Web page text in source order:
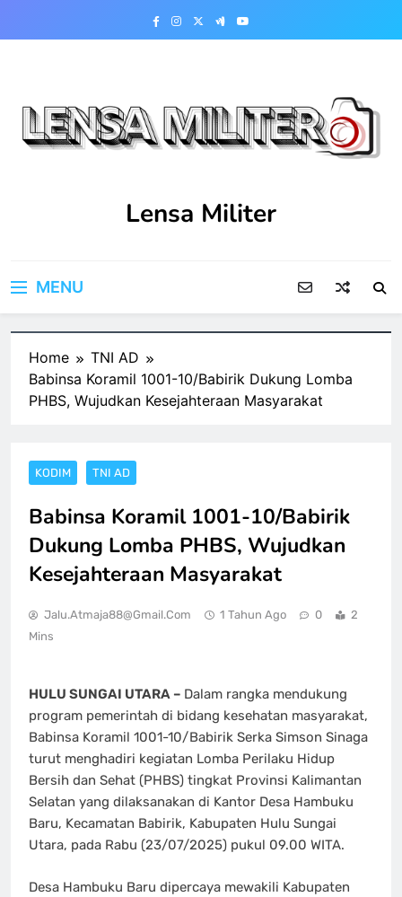
Lensa Militer
MENU
Home
TNI AD
Babinsa Koramil 1001-10/Babirik Dukung Lomba
PHBS, Wujudkan Kesejahteraan Masyarakat
KODIM TNI AD
Babinsa Koramil 1001-10/Babirik
Dukung Lomba PHBS, Wujudkan
Kesejahteraan Masyarakat
Jalu.atmaja88@gmail.com 1 Tahun Ago 0
2
Mins
HULU SUNGAI UTARA – Dalam rangka mendukung
program pemerintah di bidang kesehatan masyarakat,
Babinsa Koramil 1001-10/Babirik Serka Simson Sinaga
turut menghadiri kegiatan Lomba Perilaku Hidup
Bersih dan Sehat (PHBS) tingkat Provinsi Kalimantan
Selatan yang dilaksanakan di Kantor Desa Hambuku
Baru, Kecamatan Babirik, Kabupaten Hulu Sungai
Utara, pada Rabu (23/07/2025) pukul 09.00 WITA.
Desa Hambuku Baru dipercaya mewakili Kabupaten